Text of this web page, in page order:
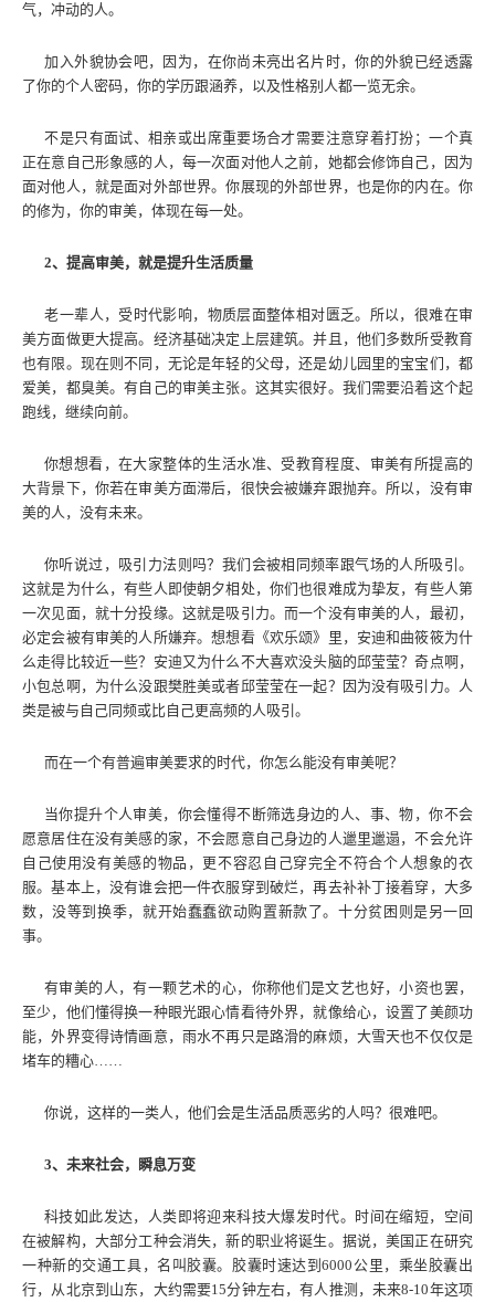
气，冲动的人。
加入外貌协会吧，因为，在你尚未亮出名片时，你的外貌已经透露
了你的个人密码，你的学历跟涵养，以及性格别人都一览无余。
不是只有面试、相亲或出席重要场合才需要注意穿着打扮；一个真
正在意自己形象感的人，每一次面对他人之前，她都会修饰自己，因为
面对他人，就是面对外部世界。你展现的外部世界，也是你的内在。你
的修为，你的审美，体现在每一处。
2、提高审美，就是提升生活质量
老一辈人，受时代影响，物质层面整体相对匮乏。所以，很难在审
美方面做更大提高。经济基础决定上层建筑。并且，他们多数所受教育
也有限。现在则不同，无论是年轻的父母，还是幼儿园里的宝宝们，都
爱美，都臭美。有自己的审美主张。这其实很好。我们需要沿着这个起
跑线，继续向前。
你想想看，在大家整体的生活水准、受教育程度、审美有所提高的
大背景下，你若在审美方面滞后，很快会被嫌弃跟抛弃。所以，没有审
美的人，没有未来。
你听说过，吸引力法则吗？我们会被相同频率跟气场的人所吸引。
这就是为什么，有些人即使朝夕相处，你们也很难成为挚友，有些人第
一次见面，就十分投缘。这就是吸引力。而一个没有审美的人，最初，
必定会被有审美的人所嫌弃。想想看《欢乐颂》里，安迪和曲筱筱为什
么走得比较近一些？安迪又为什么不大喜欢没头脑的邱莹莹？奇点啊，
小包总啊，为什么没跟樊胜美或者邱莹莹在一起？因为没有吸引力。人
类是被与自己同频或比自己更高频的人吸引。
而在一个有普遍审美要求的时代，你怎么能没有审美呢？
当你提升个人审美，你会懂得不断筛选身边的人、事、物，你不会
愿意居住在没有美感的家，不会愿意自己身边的人邋里邋遢，不会允许
自己使用没有美感的物品，更不容忍自己穿完全不符合个人想象的衣
服。基本上，没有谁会把一件衣服穿到破烂，再去补补丁接着穿，大多
数，没等到换季，就开始蠢蠢欲动购置新款了。十分贫困则是另一回
事。
有审美的人，有一颗艺术的心，你称他们是文艺也好，小资也罢，
至少，他们懂得换一种眼光跟心情看待外界，就像给心，设置了美颜功
能，外界变得诗情画意，雨水不再只是路滑的麻烦，大雪天也不仅仅是
堵车的糟心……
你说，这样的一类人，他们会是生活品质恶劣的人吗？很难吧。
3、未来社会，瞬息万变
科技如此发达，人类即将迎来科技大爆发时代。时间在缩短，空间
在被解构，大部分工种会消失，新的职业将诞生。据说，美国正在研究
一种新的交通工具，名叫胶囊。胶囊时速达到6000公里，乘坐胶囊出
行，从北京到山东，大约需要15分钟左右，有人推测，未来8-10年这项